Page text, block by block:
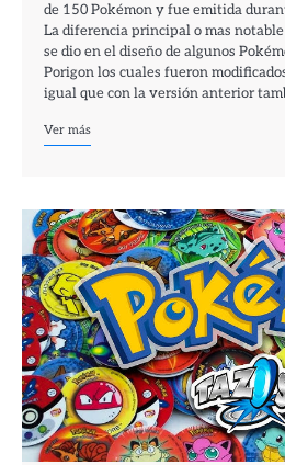
de 150 Pokémon y fue emitida
La diferencia principal o mas
se dio en el diseño de algunos
Porigon los cuales fueron
igual que con la versión anterior
Ver más